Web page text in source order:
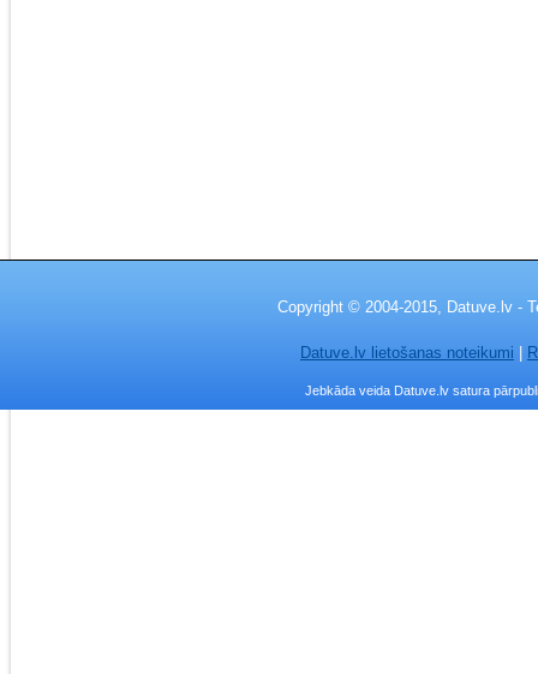
Copyright © 2004-2015, Datuve.lv -
Datuve.lv lietošanas noteikumi
Jebkāda veida Datuve.lv satura